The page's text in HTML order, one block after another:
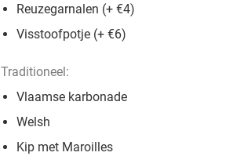
Reuzegarnalen (+ €4)
Visstoofpotje (+ €6)
Traditioneel:
Vlaamse karbonade
Welsh
Kip met Maroilles